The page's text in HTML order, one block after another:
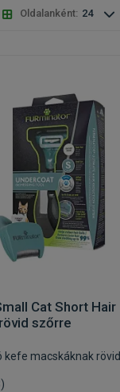
Oldalanként: 24
Cat Short Hair
szőrre
kefe macskáknak rövid